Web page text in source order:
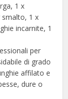
1 x
smalto, 1 x
incarnite, 1
per
di grado
affilato e
dure o